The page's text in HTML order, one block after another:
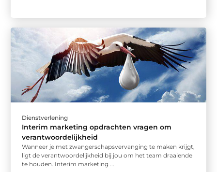
Dienstverlening
Interim marketing opdrachten vragen om
verantwoordelijkheid
Wanneer je met zwangerschapsvervanging te maken krijgt,
ligt de verantwoordelijkheid bij jou om het team draaiende
te houden. Interim marketing ...